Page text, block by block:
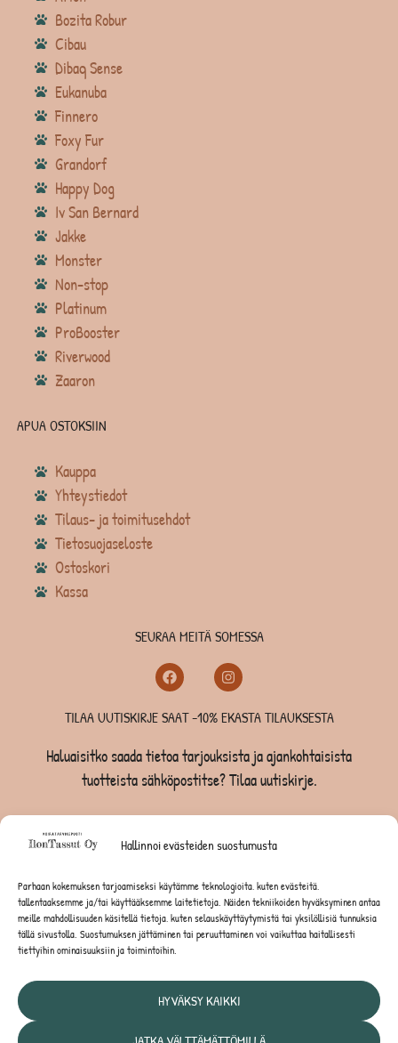
Hallinnoi evästeiden suostumusta
Parhaan kokemuksen tarjoamiseksi käytämme teknologioita, kuten evästeitä,
tallentaaksemme ja/tai käyttääksemme laitetietoja. Näiden tekniikoiden hyväksyminen antaa
meille mahdollisuuden käsitellä tietoja, kuten selauskäyttäytymistä tai yksilöllisiä tunnuksia
tällä sivustolla. Suostumuksen jättäminen tai peruuttaminen voi vaikuttaa haitallisesti
tiettyihin ominaisuuksiin ja toimintoihin.
HYVÄKSY KAIKKI
Bozita Robur
Cibau
Dibaq Sense
Eukanuba
Finnero
Foxy Fur
Grandorf
Happy Dog
Iv San Bernard
Jakke
Monster
Non-stop
Platinum
ProBooster
Riverwood
Zaaron
APUA OSTOKSIIN
Kauppa
Yhteystiedot
Tilaus- ja toimitusehdot
Tietosuojaseloste
Ostoskori
Kassa
SEURAA MEITÄ SOMESSA
TILAA UUTISKIRJE SAAT -10% EKASTA TILAUKSESTA
Haluaisitko saada tietoa tarjouksista ja ajankohtaisista
tuotteista sähköpostitse? Tilaa uutiskirje.
TILAA UUTISKIRJE -SAAT -10% EKASTA TILAUKSESTA
KISSOILLE
JYRSIJÖILLE